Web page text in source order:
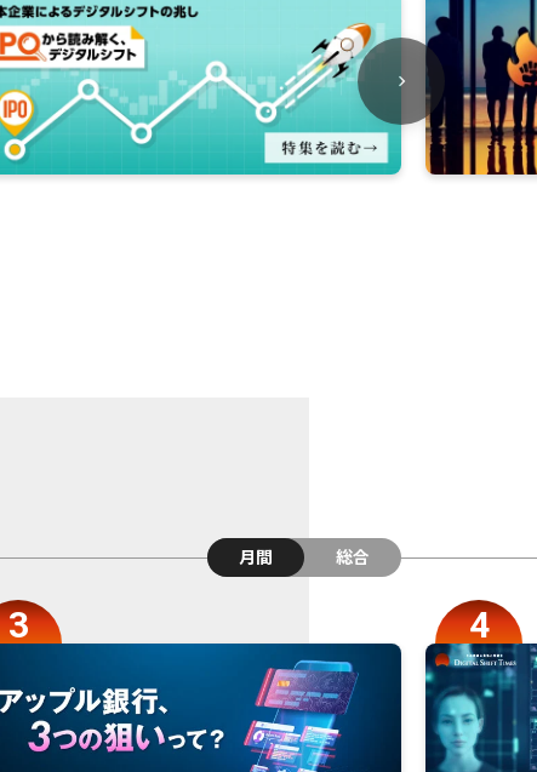
月間
総合